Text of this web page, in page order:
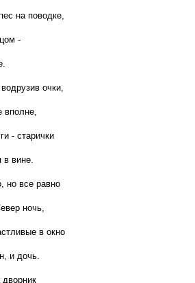
на поводке,
-
очки,
вполне,
- старички
в вине.
но все равно
ночь,
в окно
и дочь.
дворник